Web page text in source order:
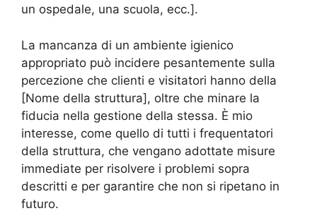
un ospedale, una scuola, ecc.].
La mancanza di un ambiente igienico
appropriato può incidere pesantemente sulla
percezione che clienti e visitatori hanno della
[Nome della struttura], oltre che minare la
fiducia nella gestione della stessa. È mio
interesse, come quello di tutti i frequentatori
della struttura, che vengano adottate misure
immediate per risolvere i problemi sopra
descritti e per garantire che non si ripetano in
futuro.